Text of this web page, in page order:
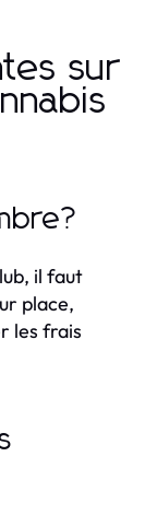
sur
il faut
place,
les frais